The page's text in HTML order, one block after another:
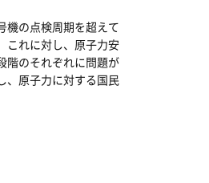
機の点検周期を超えて
これに対し、原子力安
階のそれぞれに問題が
、原子力に対する国民